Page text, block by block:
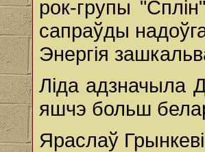
рок-групы
сапраўды
Энергія
Ліда адзначыла
яшчэ больш
Яраслаў